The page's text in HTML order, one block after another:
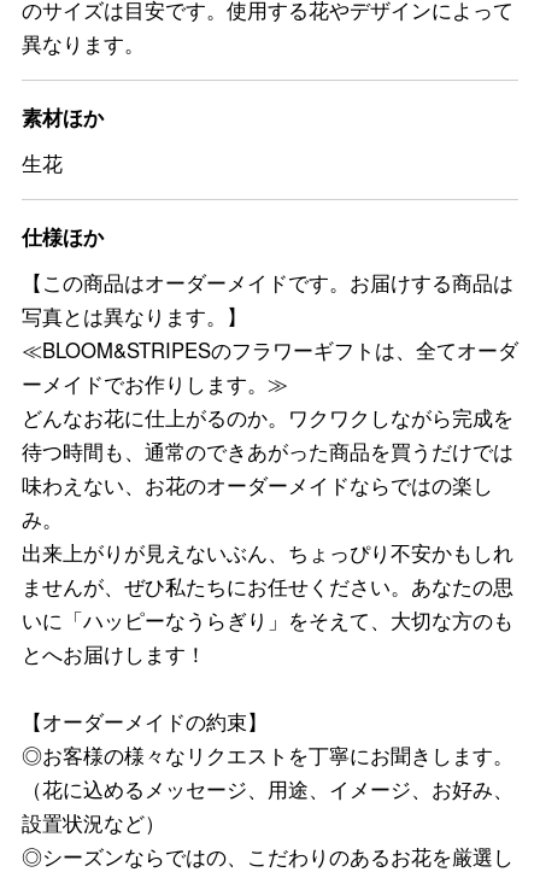
のサイズは目安です。使用する花やデザインによって
異なります。
素材ほか
生花
仕様ほか
【この商品はオーダーメイドです。お届けする商品は
写真とは異なります。】
≪BLOOM&STRIPESのフラワーギフトは、全てオーダ
ーメイドでお作りします。≫
どんなお花に仕上がるのか。ワクワクしながら完成を
待つ時間も、通常のできあがった商品を買うだけでは
味わえない、お花のオーダーメイドならではの楽し
み。
出来上がりが見えないぶん、ちょっぴり不安かもしれ
ませんが、ぜひ私たちにお任せください。あなたの思
いに「ハッピーなうらぎり」をそえて、大切な方のも
とへお届けします！
【オーダーメイドの約束】
◎お客様の様々なリクエストを丁寧にお聞きします。
（花に込めるメッセージ、用途、イメージ、お好み、
設置状況など）
◎シーズンならではの、こだわりのあるお花を厳選し